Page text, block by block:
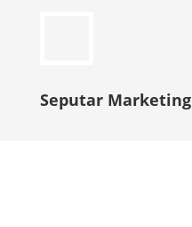
Seputar Marketing